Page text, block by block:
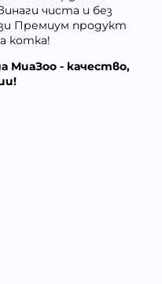
чиста и без
Премиум продукт
котка!
МиаЗоо - качество,